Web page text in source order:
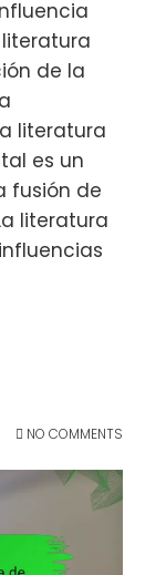
de la
literatura
es un
fusión de
literatura
NO COMMENTS